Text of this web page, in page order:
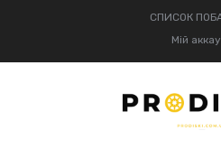
СПИСОК
Мій